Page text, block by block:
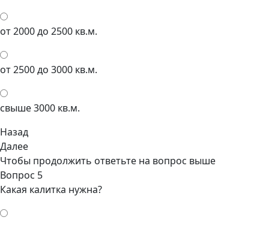
от 2000 до 2500 кв.м.
от 2500 до 3000 кв.м.
свыше 3000 кв.м.
Назад
Далее
Чтобы продолжить ответьте на вопрос выше
Вопрос 5
Какая калитка нужна?